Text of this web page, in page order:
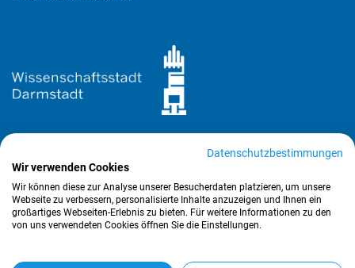
Copyright © 2026 EAD. Alle Rechte vorbehalten.
Datenschutzbestimmungen
Wir verwenden Cookies
Wir können diese zur Analyse unserer Besucherdaten platzieren, um unsere
Webseite zu verbessern, personalisierte Inhalte anzuzeigen und Ihnen ein
großartiges Webseiten-Erlebnis zu bieten. Für weitere Informationen zu den
von uns verwendeten Cookies öffnen Sie die Einstellungen.